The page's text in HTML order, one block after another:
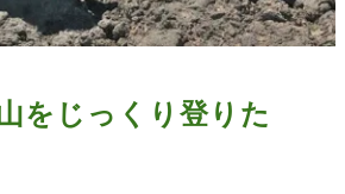
をじっくり登りた